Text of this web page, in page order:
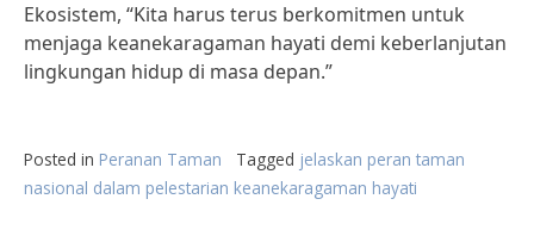
Ekosistem, “Kita harus terus berkomitmen untuk
menjaga keanekaragaman hayati demi keberlanjutan
lingkungan hidup di masa depan.”
Posted in Peranan Taman Tagged jelaskan peran taman
nasional dalam pelestarian keanekaragaman hayati